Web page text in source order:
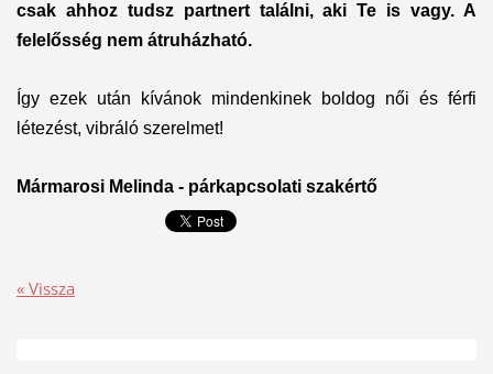
csak ahhoz tudsz partnert találni, aki Te is vagy. A
felelősség nem átruházható.
Így ezek után kívánok mindenkinek boldog női és férfi
létezést, vibráló szerelmet!
Mármarosi Melinda - párkapcsolati szakértő
« Vissza